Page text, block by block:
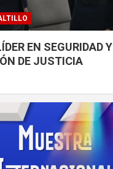
EN SEGURIDAD Y
DE JUSTICIA